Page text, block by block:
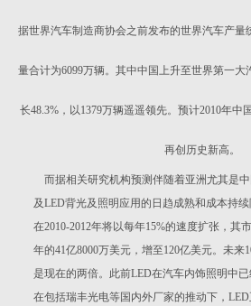
据世界汽车制造商协会之前发布的世界汽车产量
量合计为6099万辆。其中中国上升至世界第一
长48.3%，以1379万辆遥遥领先。预计2010年中
再创历史新高。
而据相关研究机构预测伴随着亚洲尤其是
及LED背光及照明应用的日趋成熟和成本持
在2010-2012年将以每年15%的速度扩张，其
年的41亿8000万美元，增至120亿美元。未来
是现在的两倍。此前LED在汽车内饰照明中
在包括瑞丰光电等国内外厂家的推动下，